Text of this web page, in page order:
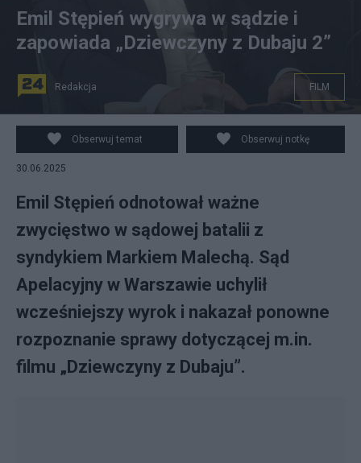
Emil Stępień wygrywa w sądzie i
zapowiada „Dziewczyny z Dubaju 2”
Redakcja FILM
Obserwuj temat Obserwuj notkę
30.06.2025
Emil Stępień odnotował ważne
zwycięstwo w sądowej batalii z
syndykiem Markiem Malechą. Sąd
Apelacyjny w Warszawie uchylił
wcześniejszy wyrok i nakazał ponowne
rozpoznanie sprawy dotyczącej m.in.
filmu „Dziewczyny z Dubaju”.